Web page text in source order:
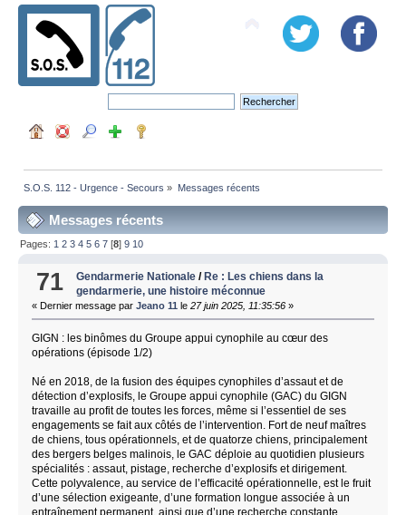
S.O.S. 112 - Urgence - Secours » Messages récents
Messages récents
Pages: 1 2 3 4 5 6 7 [8]9 10
71 Gendarmerie Nationale / Re : Les chiens dans la
gendarmerie, une histoire méconnue
« Dernier message par Jeano 11 le27 juin 2025, 11:35:56»
GIGN : les binômes du Groupe appui cynophile au cœur des
opérations (épisode 1/2)
Né en 2018, de la fusion des équipes cynophiles d’assaut et de
détection d’explosifs, le Groupe appui cynophile (GAC) du GIGN
travaille au profit de toutes les forces, même si l’essentiel de ses
engagements se fait aux côtés de l’intervention. Fort de neuf maîtres
de chiens, tous opérationnels, et de quatorze chiens, principalement
des bergers belges malinois, le GAC déploie au quotidien plusieurs
spécialités : assaut, pistage, recherche d’explosifs et dirigement.
Cette polyvalence, au service de l’efficacité opérationnelle, est le fruit
d’une sélection exigeante, d’une formation longue associée à un